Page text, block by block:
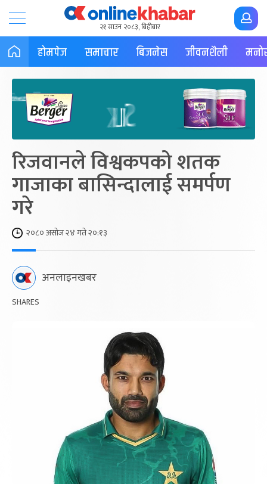
२१ साउन २०८३, बिहीबार
होमपेज समाचार बिजनेस जीवनशैली
रिजवानले विश्वकपको शतक
गाजाका बासिन्दालाई समर्पण
गरे
२०८० असोज २४ गते २०:१३
अनलाइनखबर
SHARES